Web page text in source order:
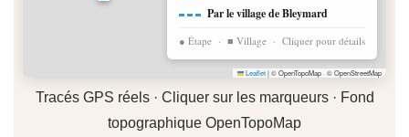
Par le village de Bleymard
● Étape · ■ Village · Cliquer pour détails
Leaflet|© OpenTopoMap · © OpenStreetMap
Tracés GPS réels · Cliquer sur les marqueurs · Fond
topographique OpenTopoMap